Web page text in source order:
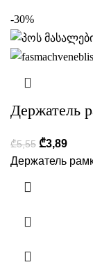
-30%
Держатель
₾5,55 ₾3,89
Держатель